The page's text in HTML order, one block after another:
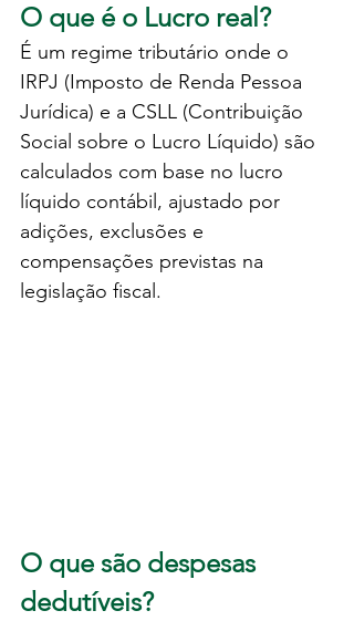
O que é o Lucro real?
É um regime tributário onde o
IRPJ (Imposto de Renda Pessoa
Jurídica) e a CSLL (Contribuição
Social sobre o Lucro Líquido) são
calculados com base no lucro
líquido contábil, ajustado por
adições, exclusões e
compensações previstas na
legislação fiscal.
O que são despesas
dedutíveis?